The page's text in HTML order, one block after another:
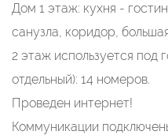
Дом 1 этаж: кухня -
санузла, коридор,
2 этаж используется под
отдельный): 14 номеров.
Проведен интернет!
Коммуникации